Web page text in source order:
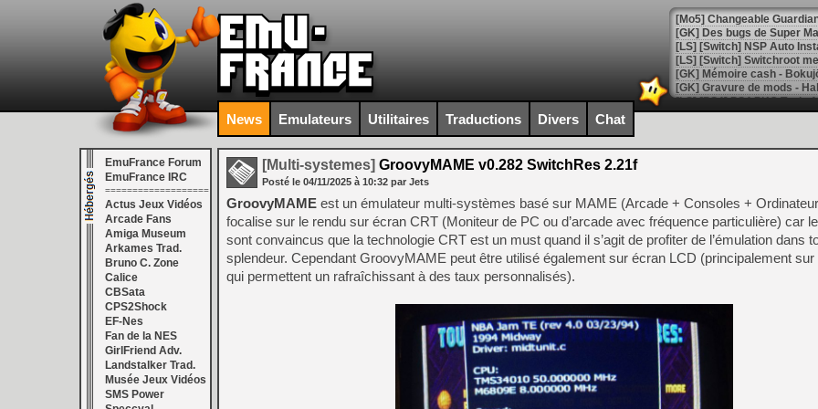
[Mo5] Changeable
[GK] Des bugs de Super
[LS] [Switch] NSP Auto
[GK] La saga horrifique
[GK] Le portage de Super
[Mo5] Le jeu de course
[GK] Guillermo del Toro
[LTF] Eté 2026 - Séquence
[GK] Mistfall Hunter : déjà
[GK] Wo Long 2 évolue
[GK] Crossfire : un TPS à
[LS] [PS5] Premiers
News Emulateurs Utilitaires Traductions Divers Chat
EmuFrance Forum
EmuFrance IRC
===================
Actus Jeux Vidéos
Arcade Fans
Amiga Museum
Arkames Trad.
Bruno C. Zone
Calice
CBSata
CPS2Shock
EF-Nes
Fan de la NES
GirlFriend Adv.
Landstalker Trad.
Musée Jeux Vidéos
SMS Power
[Multi-systemes] GroovyMAME v0.282 SwitchRes 2.21f
Posté le 04/11/2025 à 10:32 par Jets
GroovyMAME est un émulateur multi-systèmes basé sur MAME (Arcade + Consoles +
focalise sur le rendu sur écran CRT (Moniteur de PC ou d’arcade avec fréquence particulière) car
sont convaincus que la technologie CRT est un must quand il s’agit de profiter de l’émulation dans
splendeur. Cependant GroovyMAME peut être utilisé également sur écran LCD (principalement
qui permettent un rafraîchissant à des taux personnalisés).